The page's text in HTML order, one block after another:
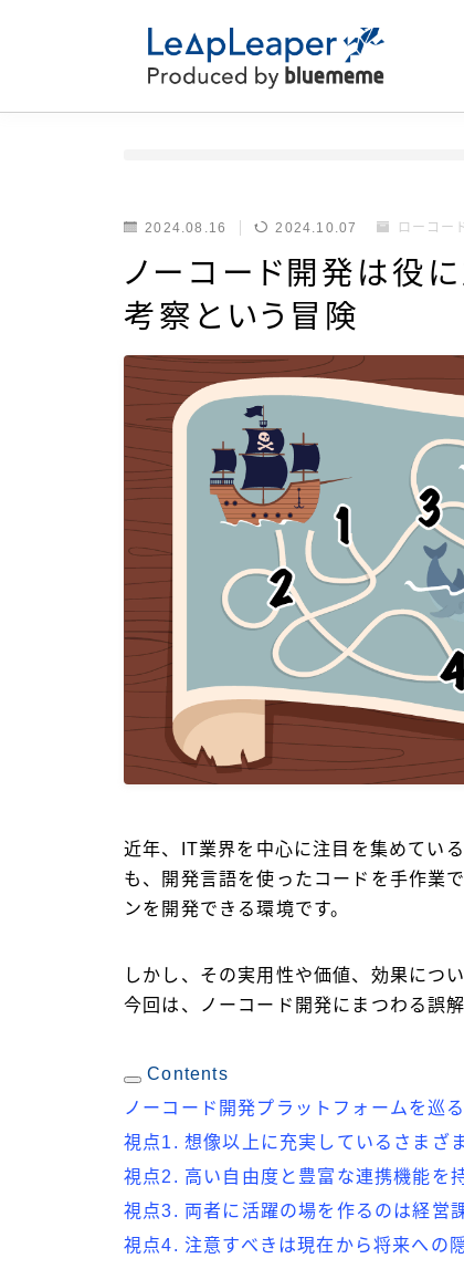
2024.08.16 2024.10.07 ローコー
ノーコード開発は役
考察という冒険
近年、IT業界を中心に注目を集めてい
も、開発言語を使ったコードを手作業
ンを開発できる環境です。
しかし、その実用性や価値、効果につ
今回は、ノーコード開発にまつわる誤
Contents
ノーコード開発プラットフォームを巡
視点1. 想像以上に充実しているさまざ
視点2. 高い自由度と豊富な連携機能を
視点3. 両者に活躍の場を作るのは経営
視点4. 注意すべきは現在から将来への